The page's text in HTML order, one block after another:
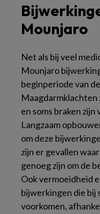
Mounjaro
Net als bij veel
Mounjaro
beginperiode van
Maagdarmklachten
en soms braken
Langzaam
om deze
zijn er gevallen
genoeg zijn om de
Ook vermoeidheid
bijwerkingen die bij
voorkomen,